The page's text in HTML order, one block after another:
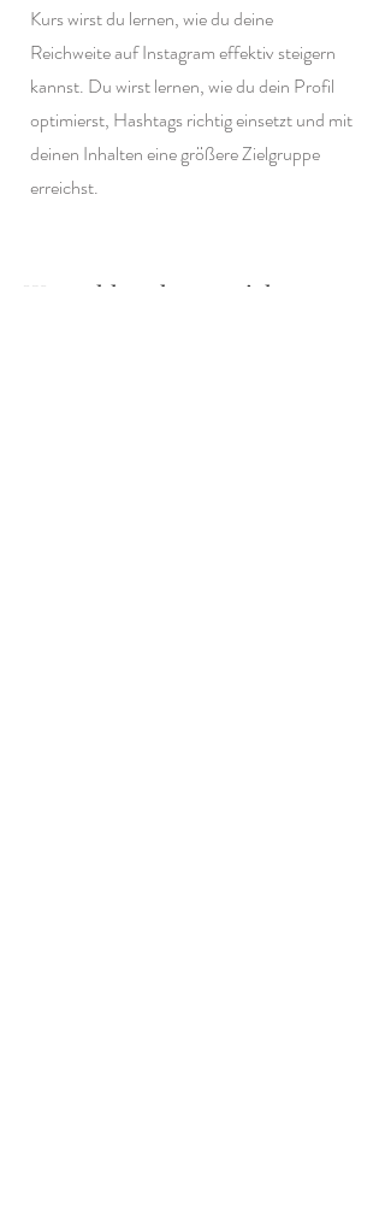
Kurs wirst du lernen, wie du deine
Reichweite auf Instagram effektiv steigern
kannst. Du wirst lernen, wie du dein Profil
optimierst, Hashtags richtig einsetzt und mit
deinen Inhalten eine größere Zielgruppe
erreichst.
Wunschkunden erreichen